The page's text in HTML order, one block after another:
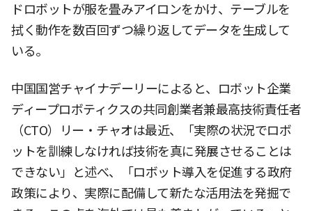
ドロボットが服を畳みアイロンをかけ、テーブルを
拭く動作を数百回ずつ繰り返してデータを生成して
いる。
中国国営チャイナデーリーによると、ロボット企業
ディープロボティクスの共同創業者兼最高技術責任者
（CTO）リー・チャオは最近、「実際の状況でロボ
ットを訓練しなければ技術を真に発展させることは
できない」と述べ、「ロボット導入を促進する政府
政策により、実際に配備して新たな活用法を発掘で